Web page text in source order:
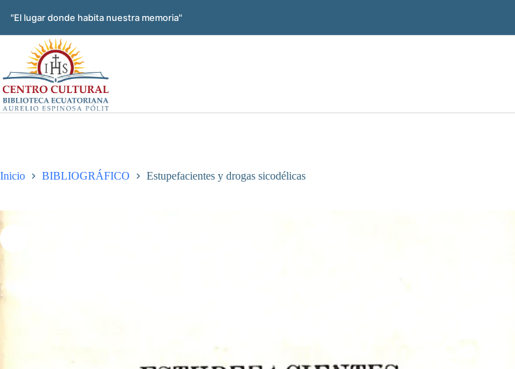
"El lugar donde habita nuestra memoria"
Inicio BIBLIOGRÁFICO Estupefacientes y drogas sicodélicas